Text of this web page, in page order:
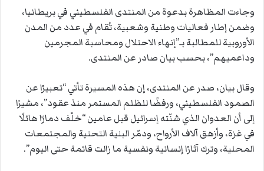
وجاءت المظاهرة بدعوة من المنتدى الفلسطيني في بريطانيا،
وضمن إطار فعاليات وطنية وشعبية، تُقام في عدد من المدن
الأوروبية للمطالبة بـ”إنهاء الاحتلال ومحاسبة المجرمين
وداعميهم”، بحسب بيان صادر عن المنتدى.
وقال بيان، صدر عن المنتدى،إن هذه المسيرة تأتي “تعبيرًا عن
الصمود الفلسطيني، ورفضًا للظلم المستمر منذ عقود”، مشيرًا
إلى أن العدوان الذي شنّته إسرائيل قبل عامين “خلّف دمارًا هائلًا
في غزة، وأزهق آلاف الأرواح، ودمّر البنية التحتية والمجتمعات
المحلية، وترك آثارًا إنسانية ونفسية ما زالت قائمة حتى اليوم”.